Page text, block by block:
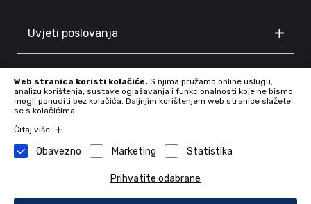
Uvjeti poslovanja
Web stranica koristi kolačiće. S njima pružamo online uslugu,
analizu korištenja, sustave oglašavanja i funkcionalnosti koje ne bismo
mogli ponuditi bez kolačića. Daljnjim korištenjem web stranice slažete
se s kolačićima.
Čitaj više
Obavezno Marketing Statistika
Prihvatite odabrane